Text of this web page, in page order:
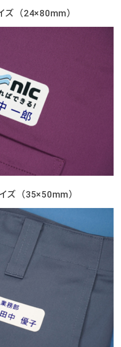
ズ（24×80mm）
ズ（35×50mm）